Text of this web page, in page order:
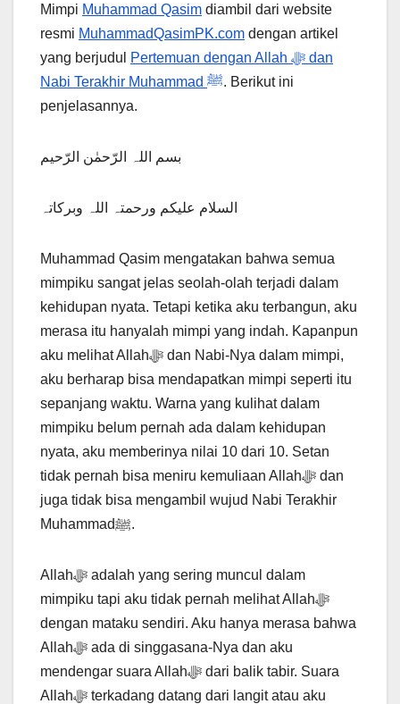
Mimpi Muhammad Qasim diambil dari website
resmi MuhammadQasimPK.com dengan artikel
yang berjudul
Pertemuan dengan Allah ﷻ dan
Nabi Terakhir Muhammad ﷺ. Berikut ini
penjelasannya.
بسم اللہ الرّحمٰن الرّحیم
السلام علیکم ورحمتہ اللہ وبرکاتہ
Muhammad Qasim mengatakan bahwa semua
mimpiku sangat jelas seolah-olah terjadi dalam
kehidupan nyata. Tetapi ketika aku terbangun, aku
merasa itu hanyalah mimpi yang indah. Kapanpun
aku melihat Allahﷻ dan Nabi-Nya dalam mimpi,
aku berharap bisa mendapatkan mimpi seperti itu
sepanjang waktu. Warna yang kulihat dalam
mimpiku belum pernah ada dalam kehidupan
nyata, aku memberinya nilai 10 dari 10. Setan
tidak pernah bisa meniru kemuliaan Allahﷻ dan
juga tidak bisa mengambil wujud Nabi Terakhir
Muhammadﷺ.
Allahﷻ adalah yang sering muncul dalam
mimpiku tapi aku tidak pernah melihat Allahﷻ
dengan mataku sendiri. Aku hanya merasa bahwa
Allahﷻ ada di singgasana-Nya dan aku
mendengar suara Allahﷻ dari balik tabir. Suara
Allahﷻ terkadang datang dari langit atau aku